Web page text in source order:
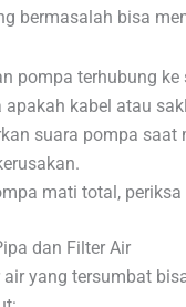
bermasalah bisa
pompa terhubung
apakah kabel atau
suara pompa saat
mati total,
dan Filter Air
yang tersumbat